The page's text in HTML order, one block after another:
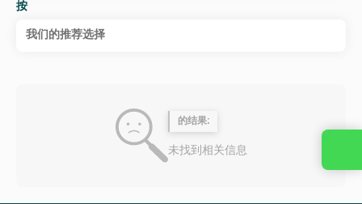
按
我们的推荐选择
的结果:
未找到相关信息